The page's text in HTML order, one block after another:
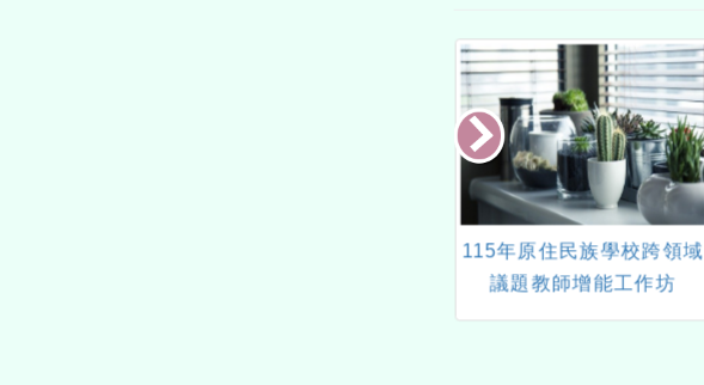
115年原住民族學校跨領域
議題教師增能工作坊